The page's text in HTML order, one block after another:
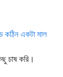
একটা মাল
চাষ করি।